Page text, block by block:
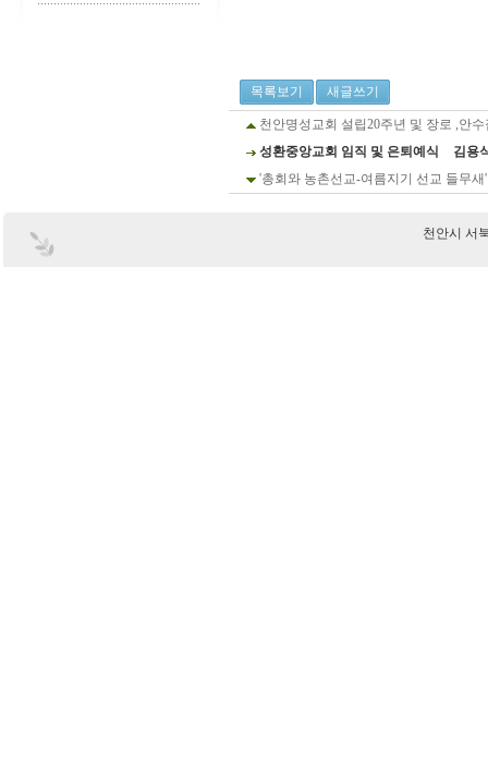
목록보기 새글쓰기
천안명성교회 설립20주년 및 장로 ,안
성환중앙교회 임직 및 은퇴예식
김용
'총회와 농촌선교-여름지기 선교 들무
천안시 서